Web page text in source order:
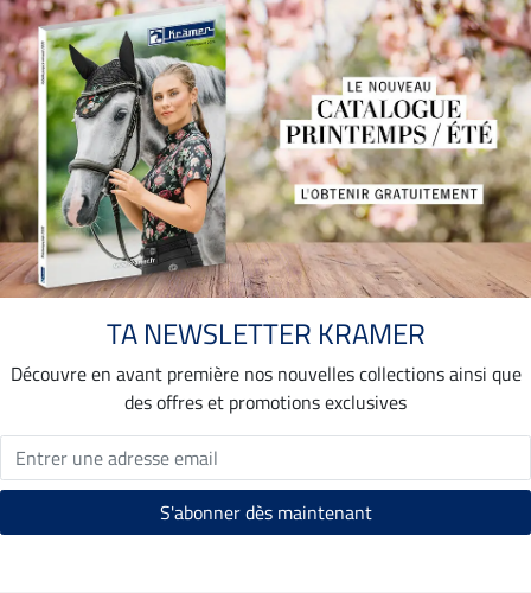
TA NEWSLETTER KRAMER
Découvre en avant première nos nouvelles collections ainsi que
des offres et promotions exclusives